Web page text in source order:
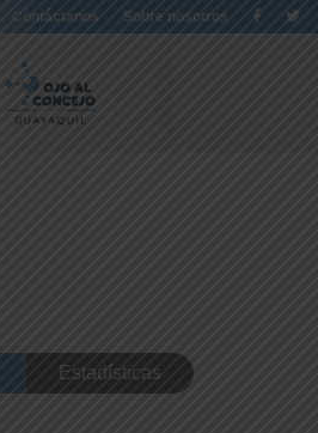
Contáctanos Sobre nosotros
Estadísticas